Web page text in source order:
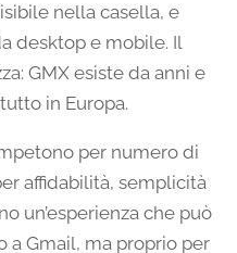
nella casella, e
desktop e mobile. Il
GMX esiste da anni e
in Europa.
per numero di
affidabilità, semplicità
un’esperienza che può
a Gmail, ma proprio per